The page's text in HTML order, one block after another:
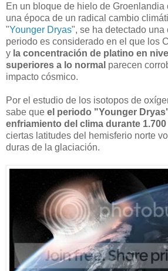
En un bloque de hielo de Groenlandia
una época de un radical cambio
"Younger Dryas", se ha detectado
periodo es considerado en el que los
y la concentración de platino en
superiores a lo normal parecen
impacto cósmico.
Por el estudio de los isotopos de
sabe que el periodo "Younger
enfriamiento del clima durante
ciertas latitudes del hemisferio norte
duras de la glaciación.